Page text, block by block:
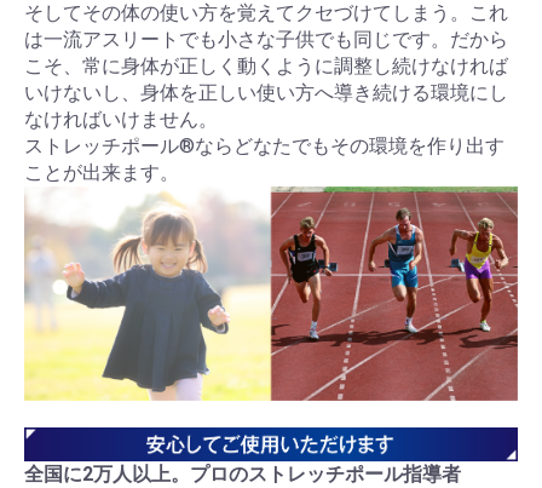
そしてその体の使い方を覚えてクセづけてしまう。これ
は一流アスリートでも小さな子供でも同じです。だから
こそ、常に身体が正しく動くように調整し続けなければ
いけないし、身体を正しい使い方へ導き続ける環境にし
なければいけません。
ストレッチポール®ならどなたでもその環境を作り出す
ことが出来ます。
全国に2万人以上。プロのストレッチポール指導者